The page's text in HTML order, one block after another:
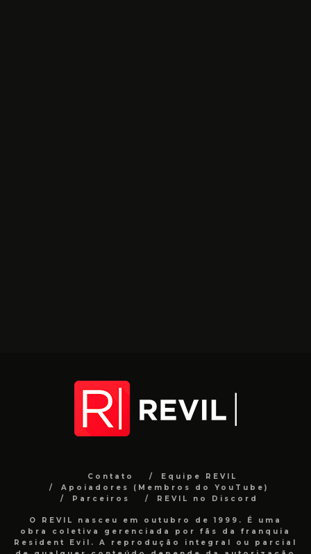
Contato
Equipe REVIL
Apoiadores (Membros do YouTube)
Parceiros
REVIL no Discord
O REVIL nasceu em outubro de 1999. É uma
obra coletiva gerenciada por fãs da franquia
Resident Evil. A reprodução integral ou parcial